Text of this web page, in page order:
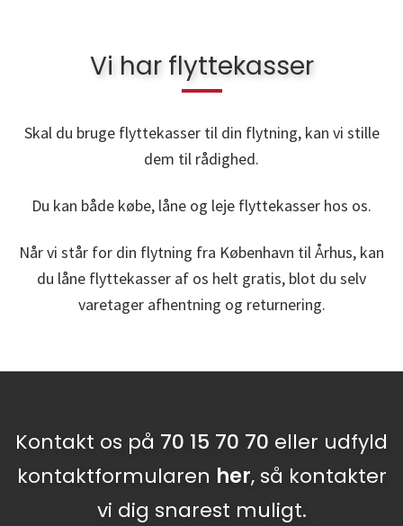
Vi har flyttekasser
Skal du bruge flyttekasser til din flytning, kan vi stille
dem til rådighed.
Du kan både købe, låne og leje flyttekasser hos os.
Når vi står for din flytning fra København til Århus, kan
du låne flyttekasser af os helt gratis, blot du selv
varetager afhentning og returnering.
Kontakt os på 70 15 70 70 eller udfyld
kontaktformularen her,så kontakter
vi dig snarest muligt.